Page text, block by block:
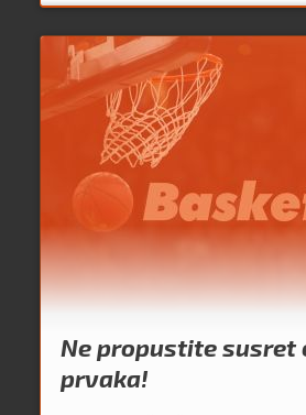
Ne propustite susret
prvaka!